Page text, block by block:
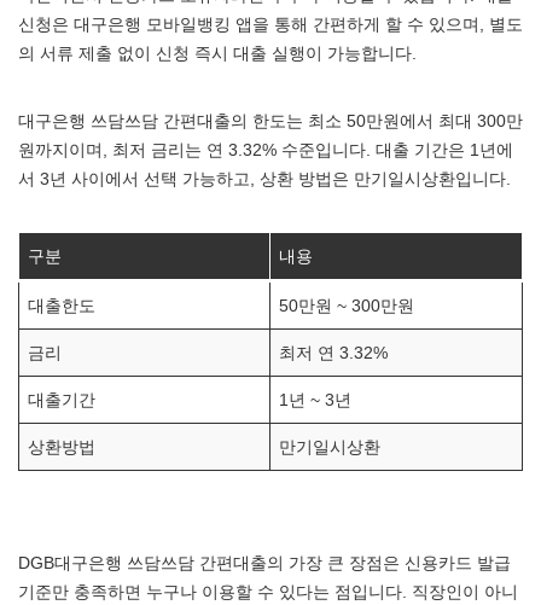
신청은 대구은행 모바일뱅킹 앱을 통해 간편하게 할 수 있으며, 별도
의 서류 제출 없이 신청 즉시 대출 실행이 가능합니다.
대구은행 쓰담쓰담 간편대출의 한도는 최소 50만원에서 최대 300만
원까지이며, 최저 금리는 연 3.32% 수준입니다. 대출 기간은 1년에
서 3년 사이에서 선택 가능하고, 상환 방법은 만기일시상환입니다.
구분 내용
대출한도 50만원 ~ 300만원
금리 최저 연 3.32%
대출기간 1년 ~ 3년
상환방법 만기일시상환
DGB대구은행 쓰담쓰담 간편대출의 가장 큰 장점은 신용카드 발급
기준만 충족하면 누구나 이용할 수 있다는 점입니다. 직장인이 아니